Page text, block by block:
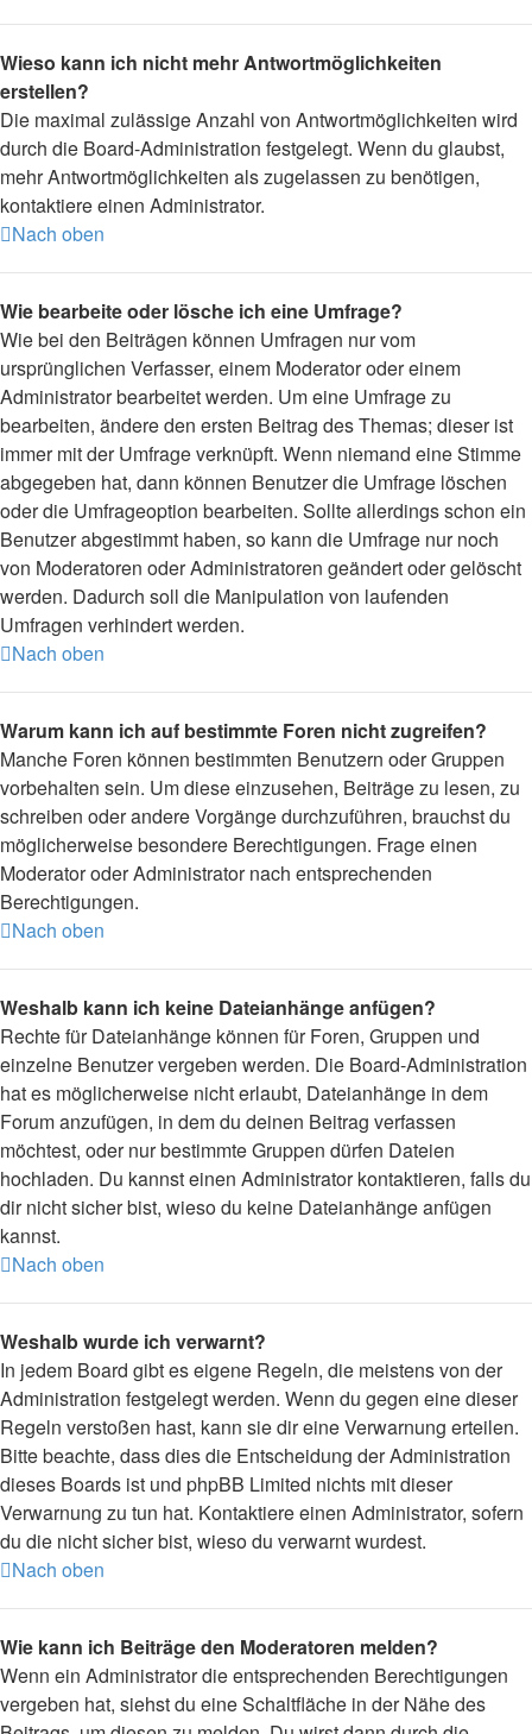
Wieso kann ich nicht mehr Antwortmöglichkeiten
erstellen?
Die maximal zulässige Anzahl von Antwortmöglichkeiten wird
durch die Board-Administration festgelegt. Wenn du glaubst,
mehr Antwortmöglichkeiten als zugelassen zu benötigen,
kontaktiere einen Administrator.
Nach oben
Wie bearbeite oder lösche ich eine Umfrage?
Wie bei den Beiträgen können Umfragen nur vom
ursprünglichen Verfasser, einem Moderator oder einem
Administrator bearbeitet werden. Um eine Umfrage zu
bearbeiten, ändere den ersten Beitrag des Themas; dieser ist
immer mit der Umfrage verknüpft. Wenn niemand eine Stimme
abgegeben hat, dann können Benutzer die Umfrage löschen
oder die Umfrageoption bearbeiten. Sollte allerdings schon ein
Benutzer abgestimmt haben, so kann die Umfrage nur noch
von Moderatoren oder Administratoren geändert oder gelöscht
werden. Dadurch soll die Manipulation von laufenden
Umfragen verhindert werden.
Nach oben
Warum kann ich auf bestimmte Foren nicht zugreifen?
Manche Foren können bestimmten Benutzern oder Gruppen
vorbehalten sein. Um diese einzusehen, Beiträge zu lesen, zu
schreiben oder andere Vorgänge durchzuführen, brauchst du
möglicherweise besondere Berechtigungen. Frage einen
Moderator oder Administrator nach entsprechenden
Berechtigungen.
Nach oben
Weshalb kann ich keine Dateianhänge anfügen?
Rechte für Dateianhänge können für Foren, Gruppen und
einzelne Benutzer vergeben werden. Die Board-Administration
hat es möglicherweise nicht erlaubt, Dateianhänge in dem
Forum anzufügen, in dem du deinen Beitrag verfassen
möchtest, oder nur bestimmte Gruppen dürfen Dateien
hochladen. Du kannst einen Administrator kontaktieren, falls du
dir nicht sicher bist, wieso du keine Dateianhänge anfügen
kannst.
Nach oben
Weshalb wurde ich verwarnt?
In jedem Board gibt es eigene Regeln, die meistens von der
Administration festgelegt werden. Wenn du gegen eine dieser
Regeln verstoßen hast, kann sie dir eine Verwarnung erteilen.
Bitte beachte, dass dies die Entscheidung der Administration
dieses Boards ist und phpBB Limited nichts mit dieser
Verwarnung zu tun hat. Kontaktiere einen Administrator, sofern
du die nicht sicher bist, wieso du verwarnt wurdest.
Nach oben
Wie kann ich Beiträge den Moderatoren melden?
Wenn ein Administrator die entsprechenden Berechtigungen
vergeben hat, siehst du eine Schaltfläche in der Nähe des